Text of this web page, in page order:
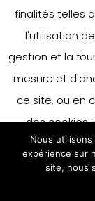
salon-
finalités telles
l'utilisation
gestion et la
mesure et
ce site, ou en
des cookies.
préférences en
à notre
Nous
expérience sur
site, nous